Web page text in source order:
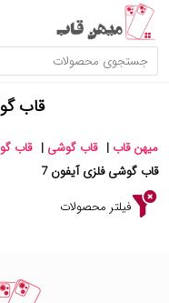
قاب
میهن قاب | قاب گوشی | قاب
قاب گوشی فلزی آیفون 7
فیلتر محصولات